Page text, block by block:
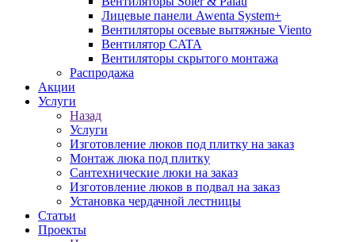
Лицевые панели Awenta System+
Вентиляторы осевые вытяжные Viento
Вентилятор CATA
Вентиляторы скрытого монтажа
Распродажа
Акции
Услуги
Назад
Услуги
Изготовление люков под плитку на заказ
Монтаж люка под плитку
Сантехнические люки на заказ
Изготовление люков в подвал на заказ
Установка чердачной лестницы
Статьи
Проекты